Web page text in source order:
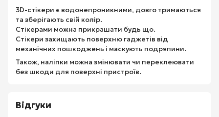
3D-стікери є водонепроникними, довго тримаються
та зберігають свій колір.
Стікерами можна прикрашати будь що.
Стікери захищають поверхню гаджетів від
механічних пошкоджень і маскують подряпини.
Також, наліпки можна змінювати чи переклеювати
без шкоди для поверхні пристроїв.
Відгуки